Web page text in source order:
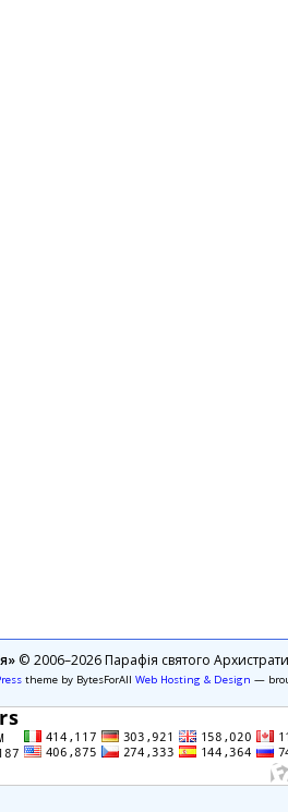
© 2006–2026 Парафія святого
theme by BytesForAll Web Hosting & Design —